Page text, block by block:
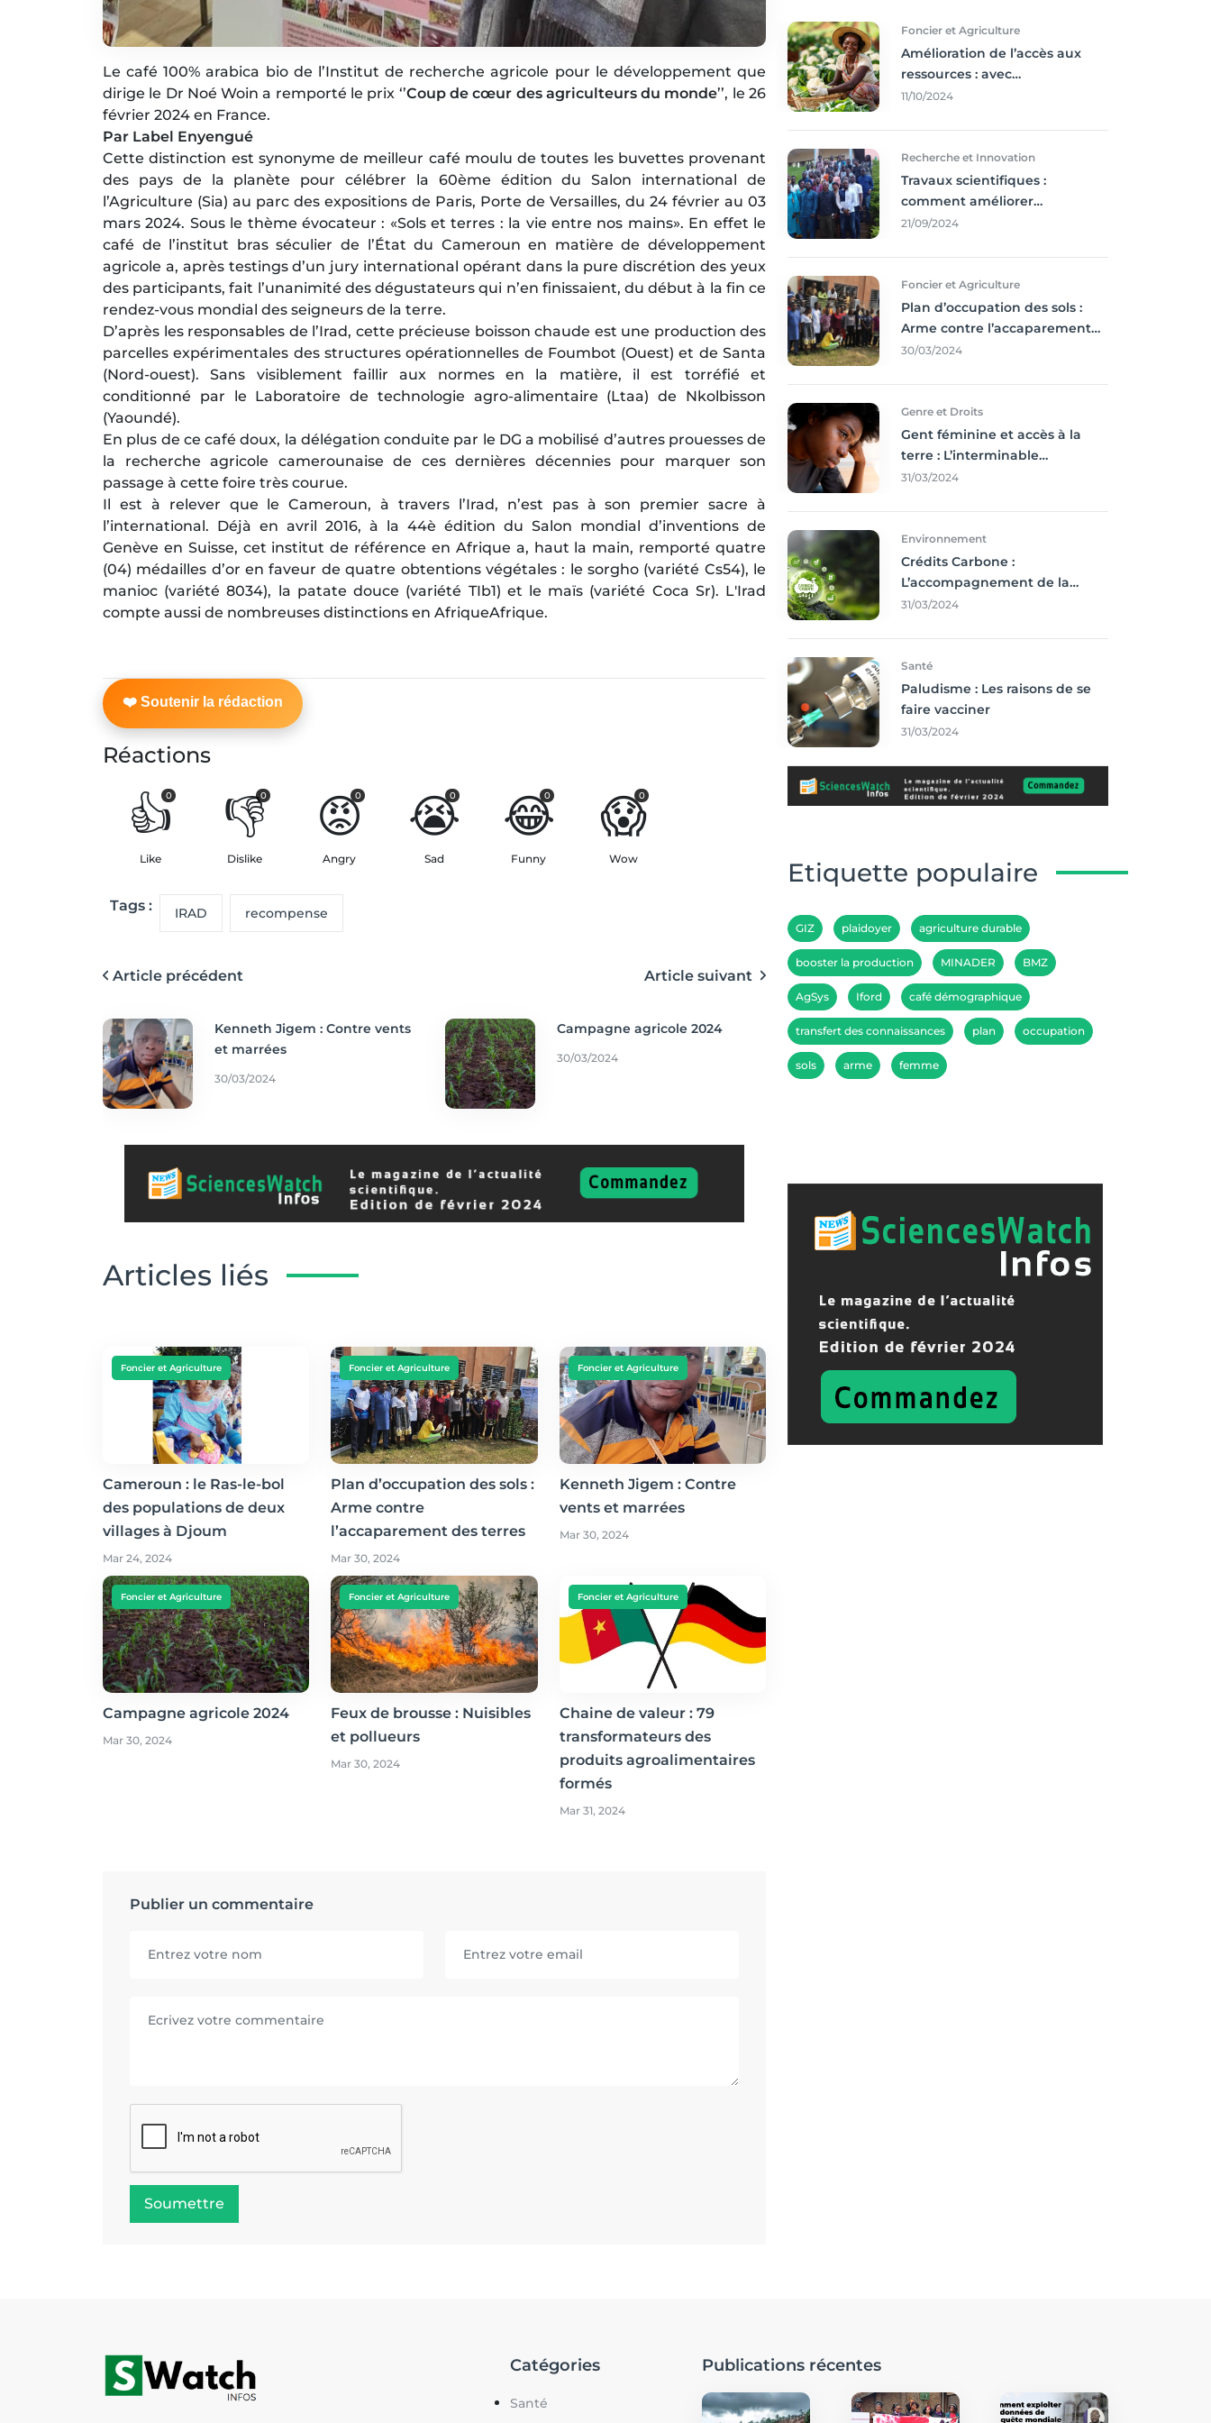
Le café 100% arabica bio de l’Institut de recherche agricole pour le développement que
dirige le Dr Noé Woin a remporté le prix ‘’Coup de cœur des agriculteurs du monde’’, le 26
février 2024 en France.
Par Label Enyengué
Cette distinction est synonyme de meilleur café moulu de toutes les buvettes provenant
des pays de la planète pour célébrer la 60ème édition du Salon international de
l’Agriculture (Sia) au parc des expositions de Paris, Porte de Versailles, du 24 février au 03
mars 2024. Sous le thème évocateur : «Sols et terres : la vie entre nos mains». En effet le
café de l’institut bras séculier de l’État du Cameroun en matière de développement
agricole a, après testings d’un jury international opérant dans la pure discrétion des yeux
des participants, fait l’unanimité des dégustateurs qui n’en finissaient, du début à la fin ce
rendez-vous mondial des seigneurs de la terre.
D’après les responsables de l’Irad, cette précieuse boisson chaude est une production des
parcelles expérimentales des structures opérationnelles de Foumbot (Ouest) et de Santa
(Nord-ouest). Sans visiblement faillir aux normes en la matière, il est torréfié et
conditionné par le Laboratoire de technologie agro-alimentaire (Ltaa) de Nkolbisson
(Yaoundé).
En plus de ce café doux, la délégation conduite par le DG a mobilisé d’autres prouesses de
la recherche agricole camerounaise de ces dernières décennies pour marquer son
passage à cette foire très courue.
Il est à relever que le Cameroun, à travers l’Irad, n’est pas à son premier sacre à
l’international. Déjà en avril 2016, à la 44è édition du Salon mondial d’inventions de
Genève en Suisse, cet institut de référence en Afrique a, haut la main, remporté quatre
(04) médailles d’or en faveur de quatre obtentions végétales : le sorgho (variété Cs54), le
manioc (variété 8034), la patate douce (variété TIb1) et le maïs (variété Coca Sr). L'Irad
compte aussi de nombreuses distinctions en AfriqueAfrique.
Réactions
👍
0
Like
👎
0
Dislike
😡
0
Angry
😭
0
Sad
😂
0
Funny
😱
0
Wow
Tags : IRAD recompense
Article précédent Article suivant
Kenneth Jigem : Contre vents
et marrées
30/03/2024
Campagne agricole 2024
30/03/2024
Articles liés
Foncier et Agriculture
Cameroun : le Ras-le-bol
des populations de deux
villages à Djoum
Mar 24, 2024
Foncier et Agriculture
Plan d’occupation des sols :
Arme contre
l’accaparement des terres
Mar 30, 2024
Foncier et Agriculture
Kenneth Jigem : Contre
vents et marrées
Mar 30, 2024
Foncier et Agriculture
Campagne agricole 2024
Mar 30, 2024
Foncier et Agriculture
Feux de brousse : Nuisibles
et pollueurs
Mar 30, 2024
Foncier et Agriculture
Chaine de valeur : 79
transformateurs des
produits agroalimentaires
formés
Mar 31, 2024
Publier un commentaire
Soumettre
Foncier et Agriculture
Amélioration de l’accès aux
ressources : avec
l'incontournable ’agriculture
11/10/2024
Recherche et Innovation
Travaux scientifiques :
comment améliorer
l’utilisation des résultats
21/09/2024
Foncier et Agriculture
Plan d’occupation des sols :
Arme contre l’accaparement
des terres
30/03/2024
Genre et Droits
Gent féminine et accès à la
terre : L’interminable
recherche des droits
31/03/2024
Environnement
Crédits Carbone :
L’accompagnement de la
Francophonie
31/03/2024
Santé
Paludisme : Les raisons de se
faire vacciner
31/03/2024
Etiquette populaire
GIZ plaidoyer agriculture durable
booster la production MINADER BMZ
AgSys Iford café démographique
transfert des connaissances plan occupation
sols arme femme
Catégories
Santé
Publications récentes